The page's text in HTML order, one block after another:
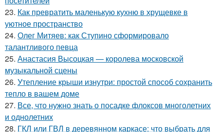
23. Как превратить маленькую кухню в хрущевке в
уютное пространство
24. Олег Митяев: как Ступино сформировало
талантливого певца
25. Анастасия Высоцкая — королева московской
музыкальной сцены
26. Утепление крыши изнутри: простой способ сохранить
тепло в вашем доме
27. Все, что нужно знать о посадке флоксов многолетних
и однолетних
28. ГКЛ или ГВЛ в деревянном каркасе: что выбрать для